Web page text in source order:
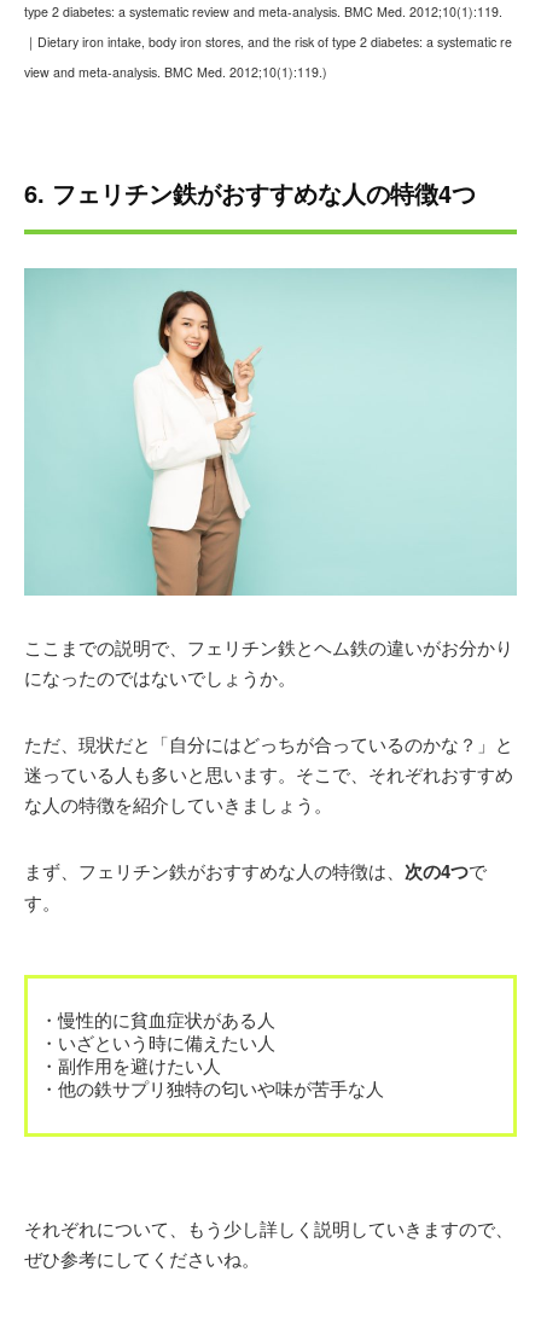
type 2 diabetes: a systematic review and meta-analysis. BMC Med. 2012;10(1):119.
｜ Dietary iron intake, body iron stores, and the risk of type 2 diabetes: a systematic re
view and meta-analysis. BMC Med. 2012;10(1):119.)
6. フェリチン鉄がおすすめな人の特徴4つ
ここまでの説明で、フェリチン鉄とヘム鉄の違いがお分かり
になったのではないでしょうか。
ただ、現状だと「自分にはどっちが合っているのかな？」と
迷っている人も多いと思います。そこで、それぞれおすすめ
な人の特徴を紹介していきましょう。
まず、フェリチン鉄がおすすめな人の特徴は、 次の4つで
す。
・慢性的に貧血症状がある人
・いざという時に備えたい人
・副作用を避けたい人
・他の鉄サプリ独特の匂いや味が苦手な人
それぞれについて、もう少し詳しく説明していきますので、
ぜひ参考にしてくださいね。